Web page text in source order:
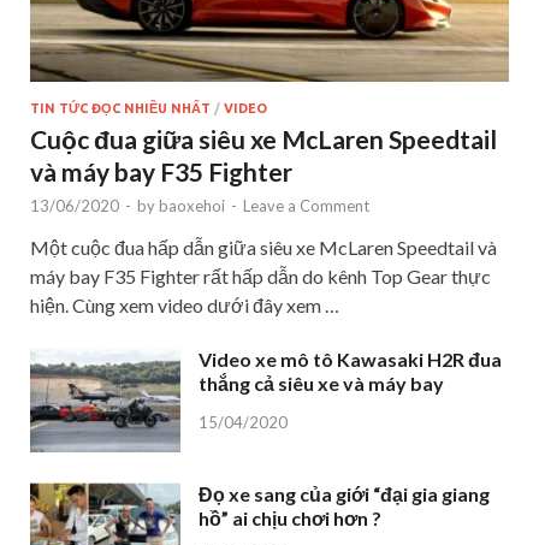
TIN TỨC ĐỌC NHIỀU NHẤT / VIDEO
Cuộc đua giữa siêu xe McLaren Speedtail
và máy bay F35 Fighter
13/06/2020 - by baoxehoi - Leave a Comment
Một cuộc đua hấp dẫn giữa siêu xe McLaren Speedtail và
máy bay F35 Fighter rất hấp dẫn do kênh Top Gear thực
hiện. Cùng xem video dưới đây xem …
Video xe mô tô Kawasaki H2R đua
thắng cả siêu xe và máy bay
15/04/2020
Đọ xe sang của giới “đại gia giang
hồ” ai chịu chơi hơn ?